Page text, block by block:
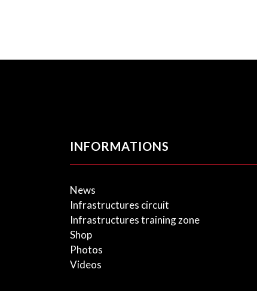
INFORMATIONS
News
Infrastructures circuit
Infrastructures training zone
Shop
Photos
Videos